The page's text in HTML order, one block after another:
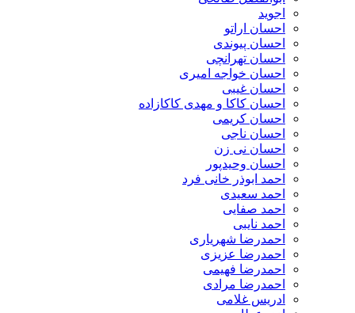
اجوید
احسان اراتو
احسان پیوندی
احسان تهرانچی
احسان خواجه امیری
احسان غیبی
احسان کاکا و مهدی کاکازاده
احسان کریمی
احسان ناجی
احسان نی زن
احسان وحیدپور
احمد ابوذر خانی فرد
احمد سعیدی
احمد صفایی
احمد نایبی
احمدرضا شهریاری
احمدرضا عزیزی
احمدرضا فهیمی
احمدرضا مرادی
ادریس غلامی